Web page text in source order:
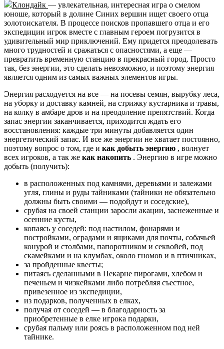
Клондайк — увлекательная, интересная игра о смелом
юноше, который в долине Синих вершин ищет своего отца
золотоискателя. В процессе поисков пропавшего отца и его
экспедиции игрок вместе с главным героем погрузится в
удивительный мир приключений. Ему придется преодолевать
много трудностей и сражаться с опасностями, а еще —
превратить временную станцию в прекрасный город. Просто
так, без энергии, это сделать невозможно, и поэтому энергия
является одним из самых важных элементов игры.
Энергия расходуется на все — на посевы семян, вырубку леса,
на уборку и доставку камней, на стрижку кустарника и травы,
на колку в амбаре дров и на преодоление препятствий. Когда
запас энергии заканчивается, приходится ждать его
восстановления: каждые три минуты добавляется один
энергетический запас. И все же энергии не хватает постоянно,
поэтому вопрос о том, где и как добыть энергию , волнует
всех игроков, а так же как накопить . Энергию в игре можно
добыть (получить):
в расположенных под камнями, деревьями и залежами
угля, глины и руды тайниками (тайники не обязательно
должны быть своими — подойдут и соседские),
срубая на своей станции заросли акации, заснеженные и
осенние кусты,
копаясь у соседей: под настилом, фонарями и
постройками, оградами и ящиками для почты, собачьей
конурой и столбами, папоротником и секвойей, под
скамейками и на клумбах, около гномов и в птичниках,
за пройденные квесты;
питаясь сделанными в Пекарне пирогами, хлебом и
печеньем и чизкейками либо потребляя съестное,
привезенное из экспедиции,
из подарков, полученных в елках,
получая от соседей — в благодарность за
приобретенные в елке игрока подарки,
срубая пальму или роясь в расположенном под ней
тайнике.